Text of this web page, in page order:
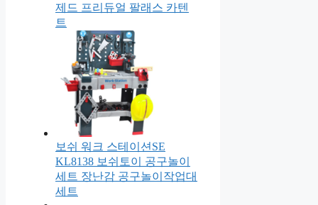
제드 프리듀얼 팔래스 카텐
트
보쉬 워크 스테이션SE
KL8138 보쉬토이 공구놀이
세트 장난감 공구놀이작업대
세트